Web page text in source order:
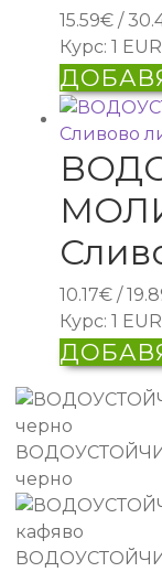
15.59€ /
Курс: 1
10.17€ /
Курс: 1
черно